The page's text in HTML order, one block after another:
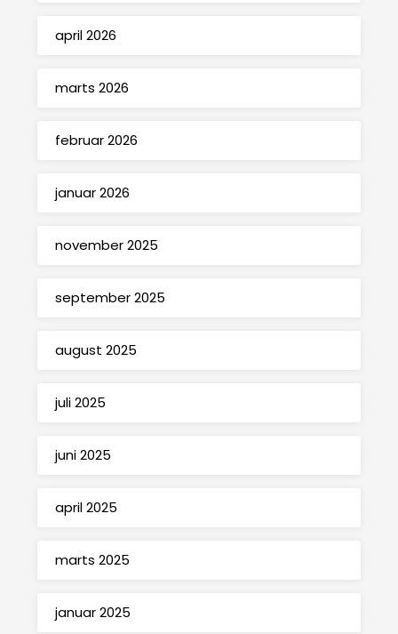
april 2026
marts 2026
februar 2026
januar 2026
november 2025
september 2025
august 2025
juli 2025
juni 2025
april 2025
marts 2025
januar 2025